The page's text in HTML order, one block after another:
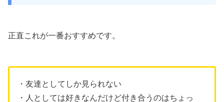
正直これが一番おすすめです。
・友達としてしか見られない
・人としては好きなんだけど付き合うのはちょっ